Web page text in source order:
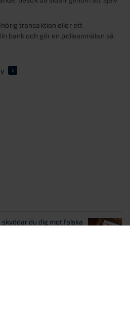
transaktion eller ett
bank och gör en polisanmälan så
du dig mot falska